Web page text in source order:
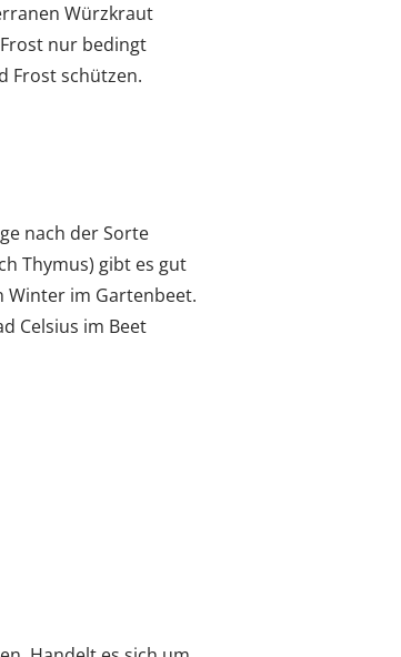
Würzkraut
nur bedingt
Frost schützen.
nach der Sorte
Thymus) gibt es gut
Winter im Gartenbeet.
Celsius im Beet